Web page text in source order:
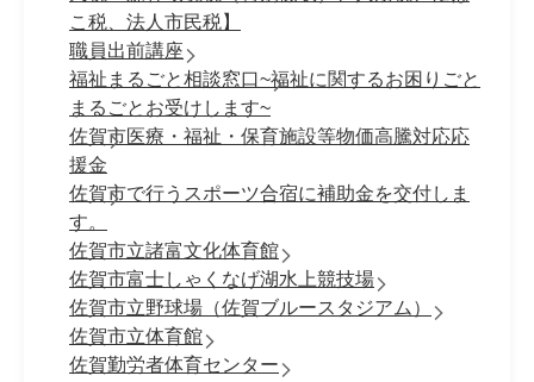
こ税、法人市民税】
職員出前講座
福祉まるごと相談窓口~福祉に関するお困りごと
まるごとお受けします~
佐賀市医療・福祉・保育施設等物価高騰対応応
援金
佐賀市で行うスポーツ合宿に補助金を交付しま
す。
佐賀市立諸富文化体育館
佐賀市富士しゃくなげ湖水上競技場
佐賀市立野球場（佐賀ブルースタジアム）
佐賀市立体育館
佐賀勤労者体育センター